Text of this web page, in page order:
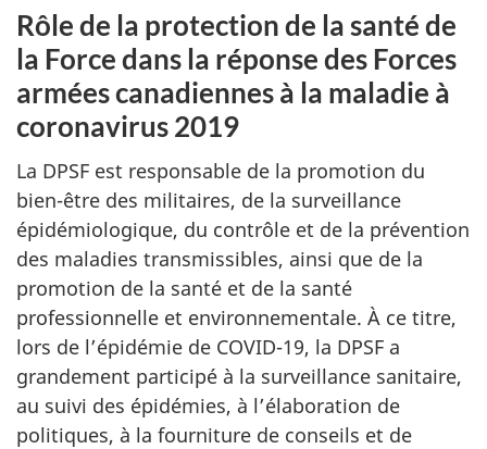
Rôle de la protection de la santé de
la Force dans la réponse des Forces
armées canadiennes à la maladie à
coronavirus 2019
La DPSF est responsable de la promotion du
bien-être des militaires, de la surveillance
épidémiologique, du contrôle et de la prévention
des maladies transmissibles, ainsi que de la
promotion de la santé et de la santé
professionnelle et environnementale. À ce titre,
lors de l’épidémie de COVID-19, la DPSF a
grandement participé à la surveillance sanitaire,
au suivi des épidémies, à l’élaboration de
politiques, à la fourniture de conseils et de